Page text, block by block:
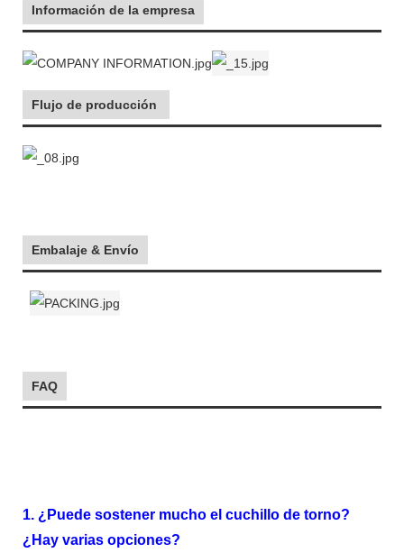
Información de la empresa
Flujo de producción
Embalaje & Envío
FAQ
1. ¿Puede sostener mucho el cuchillo de torno?
¿Hay varias opciones?